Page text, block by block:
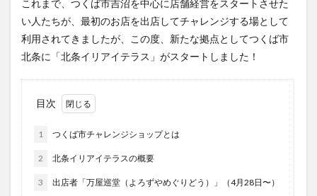
これまで、つくば市吉沼を中心に店舗経営をスタートさせた
い人たちが、最初のお店を出店してチャレンジする場として
利用されてきましたが、この度、新たな拠点としてつくば市
北条に「北条イリアイテラス」がスタートしました！
目次
1 つくば市チャレンジショップとは
2 北条イリアイテラスの概要
3 出店者「万屋巡堂（よろずやめぐりどう）」（4月28日〜）